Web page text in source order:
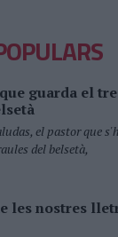
guarda el
el pastor que
del belsetà,
les nostres